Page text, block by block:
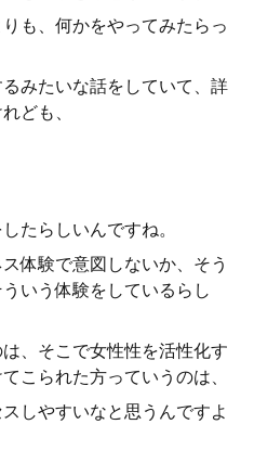
も、何かをやってみたらっ
みたいな話をしていて、詳
ども、
たらしいんですね。
体験で意図しないか、そう
いう体験をしているらし
、そこで女性性を活性化す
こられた方っていうのは、
しやすいなと思うんですよ